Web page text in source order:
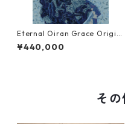
Eternal Oiran Grace Origin
al Artwork (NFT Certified |
One of a Kind)
¥440,000
そ